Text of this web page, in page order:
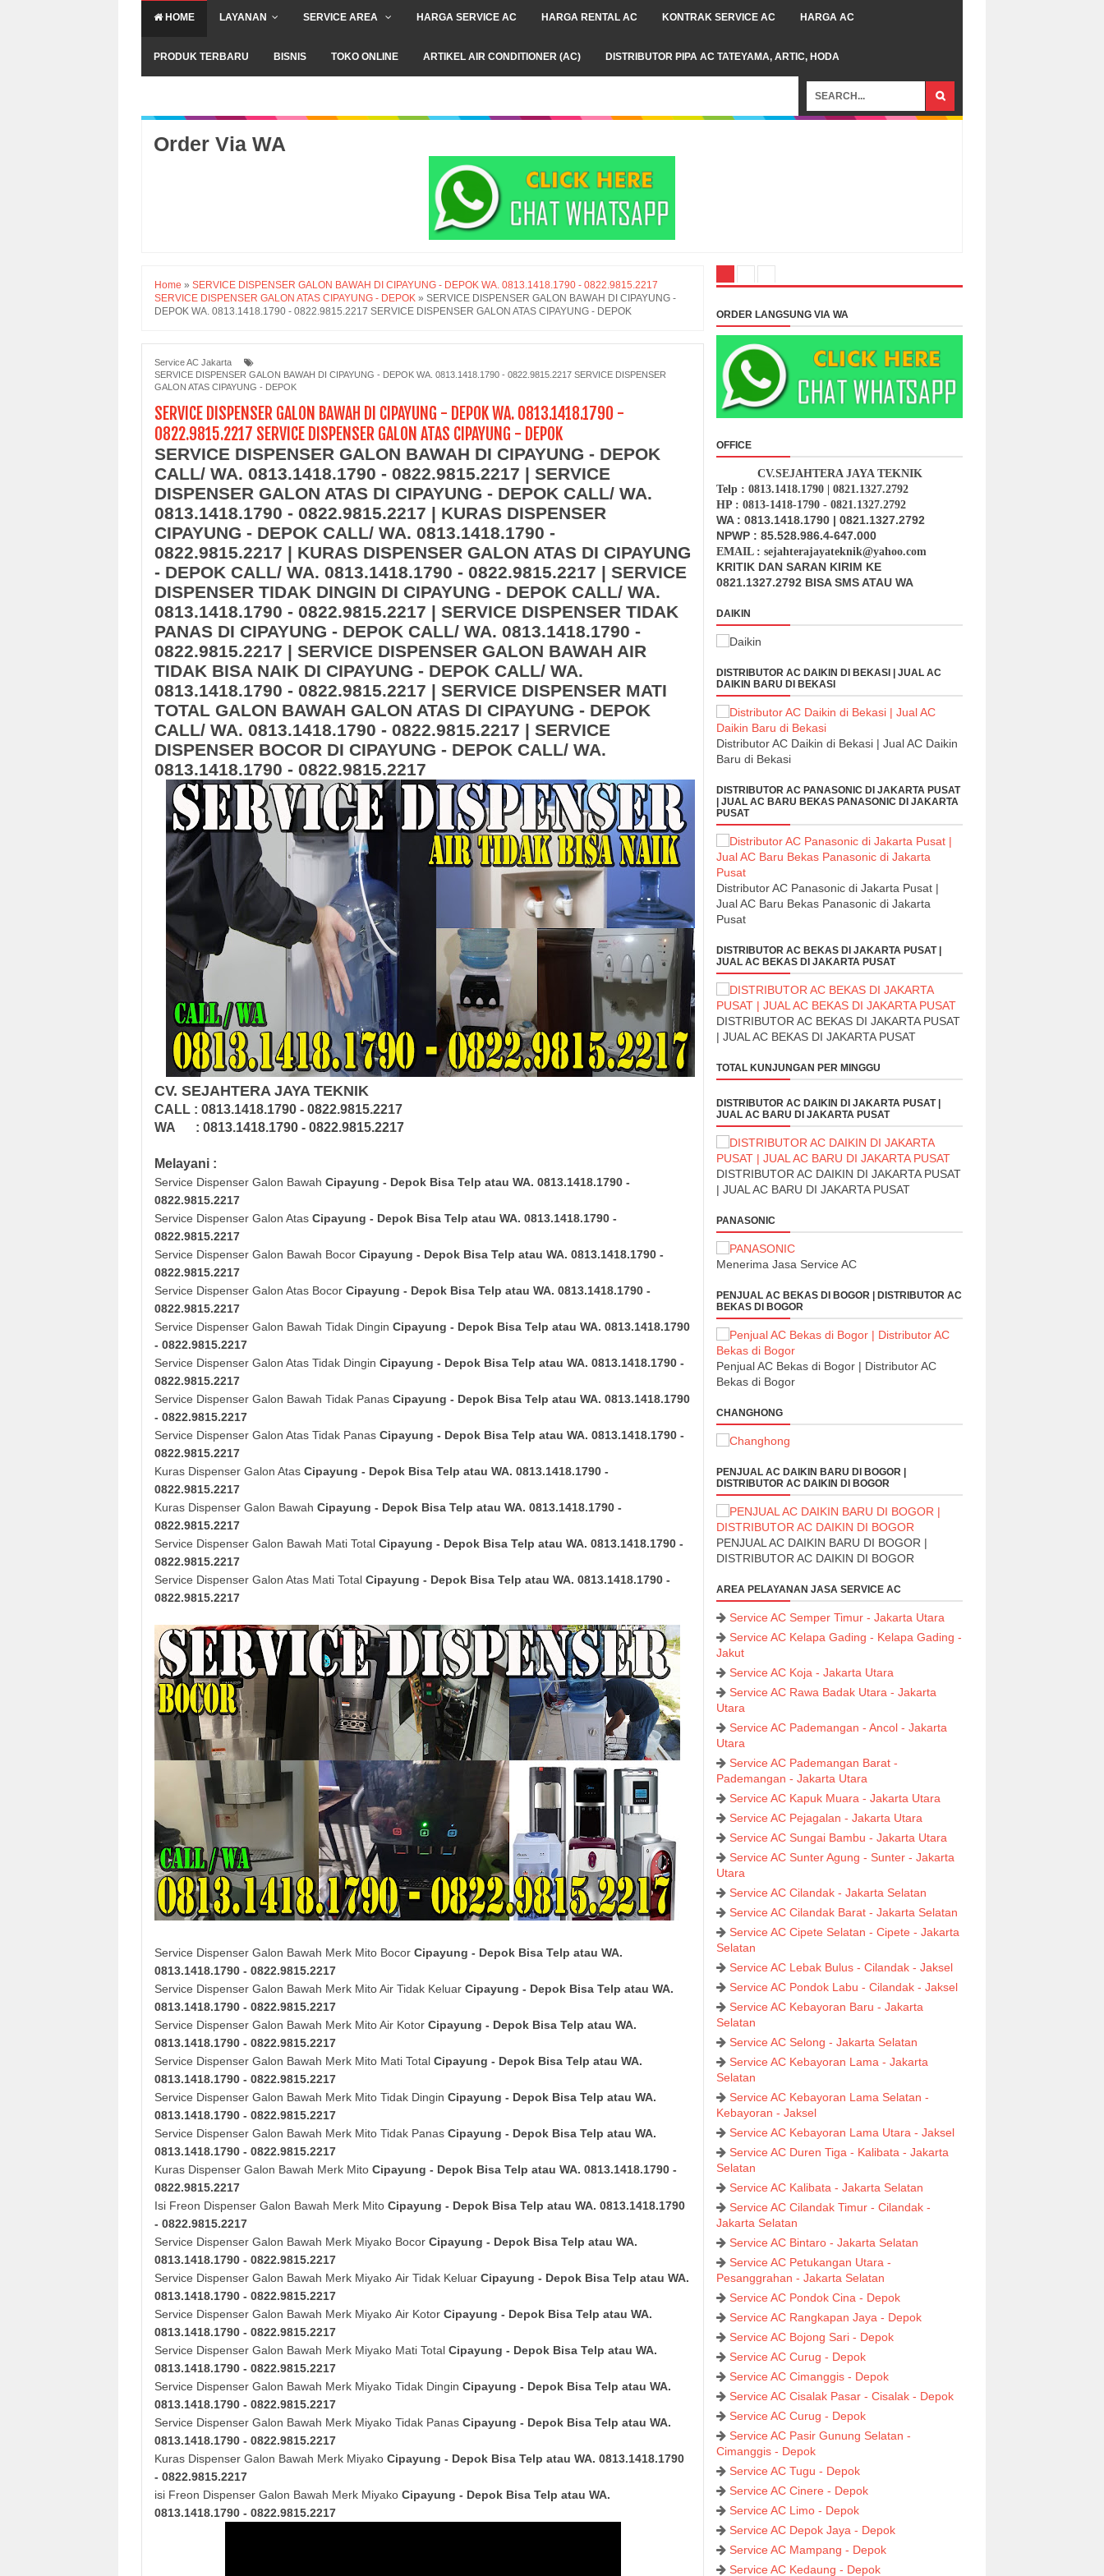
HOME LAYANAN SERVICE AREA HARGA SERVICE AC HARGA RENTAL AC KONTRAK SERVICE AC HARGA AC
PRODUK TERBARU BISNIS TOKO ONLINE ARTIKEL AIR CONDITIONER (AC) DISTRIBUTOR PIPA AC TATEYAMA, ARTIC, HODA
Order Via WA
Home » SERVICE DISPENSER GALON BAWAH DI CIPAYUNG - DEPOK WA. 0813.1418.1790 - 0822.9815.2217
SERVICE DISPENSER GALON ATAS CIPAYUNG - DEPOK » SERVICE DISPENSER GALON BAWAH DI CIPAYUNG -
DEPOK WA. 0813.1418.1790 - 0822.9815.2217 SERVICE DISPENSER GALON ATAS CIPAYUNG - DEPOK
Service AC Jakarta
SERVICE DISPENSER GALON BAWAH DI CIPAYUNG - DEPOK WA. 0813.1418.1790 - 0822.9815.2217 SERVICE DISPENSER
GALON ATAS CIPAYUNG - DEPOK
SERVICE DISPENSER GALON BAWAH DI CIPAYUNG - DEPOK WA. 0813.1418.1790 -
0822.9815.2217 SERVICE DISPENSER GALON ATAS CIPAYUNG - DEPOK
SERVICE DISPENSER GALON BAWAH DI CIPAYUNG - DEPOK
CALL/ WA. 0813.1418.1790 - 0822.9815.2217 | SERVICE
DISPENSER GALON ATAS DI CIPAYUNG - DEPOK CALL/ WA.
0813.1418.1790 - 0822.9815.2217 | KURAS DISPENSER
CIPAYUNG - DEPOK CALL/ WA. 0813.1418.1790 -
0822.9815.2217 | KURAS DISPENSER GALON ATAS DI CIPAYUNG
- DEPOK CALL/ WA. 0813.1418.1790 - 0822.9815.2217 | SERVICE
DISPENSER TIDAK DINGIN DI CIPAYUNG - DEPOK CALL/ WA.
0813.1418.1790 - 0822.9815.2217 | SERVICE DISPENSER TIDAK
PANAS DI CIPAYUNG - DEPOK CALL/ WA. 0813.1418.1790 -
0822.9815.2217 | SERVICE DISPENSER GALON BAWAH AIR
TIDAK BISA NAIK DI CIPAYUNG - DEPOK CALL/ WA.
0813.1418.1790 - 0822.9815.2217 | SERVICE DISPENSER MATI
TOTAL GALON BAWAH GALON ATAS DI CIPAYUNG - DEPOK
CALL/ WA. 0813.1418.1790 - 0822.9815.2217 | SERVICE
DISPENSER BOCOR DI CIPAYUNG - DEPOK CALL/ WA.
0813.1418.1790 - 0822.9815.2217
CV. SEJAHTERA JAYA TEKNIK
CALL : 0813.1418.1790 - 0822.9815.2217
WA : 0813.1418.1790 - 0822.9815.2217
Melayani :
Service Dispenser Galon Bawah Cipayung - Depok Bisa Telp atau WA. 0813.1418.1790 -
0822.9815.2217
Service Dispenser Galon Atas Cipayung - Depok Bisa Telp atau WA. 0813.1418.1790 -
0822.9815.2217
Service Dispenser Galon Bawah Bocor Cipayung - Depok Bisa Telp atau WA. 0813.1418.1790 -
0822.9815.2217
Service Dispenser Galon Atas Bocor Cipayung - Depok Bisa Telp atau WA. 0813.1418.1790 -
0822.9815.2217
Service Dispenser Galon Bawah Tidak Dingin Cipayung - Depok Bisa Telp atau WA. 0813.1418.1790
- 0822.9815.2217
Service Dispenser Galon Atas Tidak Dingin Cipayung - Depok Bisa Telp atau WA. 0813.1418.1790 -
0822.9815.2217
Service Dispenser Galon Bawah Tidak Panas Cipayung - Depok Bisa Telp atau WA. 0813.1418.1790
- 0822.9815.2217
Service Dispenser Galon Atas Tidak Panas Cipayung - Depok Bisa Telp atau WA. 0813.1418.1790 -
0822.9815.2217
Kuras Dispenser Galon Atas Cipayung - Depok Bisa Telp atau WA. 0813.1418.1790 -
0822.9815.2217
Kuras Dispenser Galon Bawah Cipayung - Depok Bisa Telp atau WA. 0813.1418.1790 -
0822.9815.2217
Service Dispenser Galon Bawah Mati Total Cipayung - Depok Bisa Telp atau WA. 0813.1418.1790 -
0822.9815.2217
Service Dispenser Galon Atas Mati Total Cipayung - Depok Bisa Telp atau WA. 0813.1418.1790 -
0822.9815.2217
Service Dispenser Galon Bawah Merk Mito Bocor Cipayung - Depok Bisa Telp atau WA.
0813.1418.1790 - 0822.9815.2217
Service Dispenser Galon Bawah Merk Mito Air Tidak Keluar Cipayung - Depok Bisa Telp atau WA.
0813.1418.1790 - 0822.9815.2217
Service Dispenser Galon Bawah Merk Mito Air Kotor Cipayung - Depok Bisa Telp atau WA.
0813.1418.1790 - 0822.9815.2217
Service Dispenser Galon Bawah Merk Mito Mati Total Cipayung - Depok Bisa Telp atau WA.
0813.1418.1790 - 0822.9815.2217
Service Dispenser Galon Bawah Merk Mito Tidak Dingin Cipayung - Depok Bisa Telp atau WA.
0813.1418.1790 - 0822.9815.2217
Service Dispenser Galon Bawah Merk Mito Tidak Panas Cipayung - Depok Bisa Telp atau WA.
0813.1418.1790 - 0822.9815.2217
Kuras Dispenser Galon Bawah Merk Mito Cipayung - Depok Bisa Telp atau WA. 0813.1418.1790 -
0822.9815.2217
Isi Freon Dispenser Galon Bawah Merk Mito Cipayung - Depok Bisa Telp atau WA. 0813.1418.1790
- 0822.9815.2217
Service Dispenser Galon Bawah Merk Miyako Bocor Cipayung - Depok Bisa Telp atau WA.
0813.1418.1790 - 0822.9815.2217
Service Dispenser Galon Bawah Merk Miyako Air Tidak Keluar Cipayung - Depok Bisa Telp atau WA.
0813.1418.1790 - 0822.9815.2217
Service Dispenser Galon Bawah Merk Miyako Air Kotor Cipayung - Depok Bisa Telp atau WA.
0813.1418.1790 - 0822.9815.2217
Service Dispenser Galon Bawah Merk Miyako Mati Total Cipayung - Depok Bisa Telp atau WA.
0813.1418.1790 - 0822.9815.2217
Service Dispenser Galon Bawah Merk Miyako Tidak Dingin Cipayung - Depok Bisa Telp atau WA.
0813.1418.1790 - 0822.9815.2217
Service Dispenser Galon Bawah Merk Miyako Tidak Panas Cipayung - Depok Bisa Telp atau WA.
0813.1418.1790 - 0822.9815.2217
Kuras Dispenser Galon Bawah Merk Miyako Cipayung - Depok Bisa Telp atau WA. 0813.1418.1790
- 0822.9815.2217
isi Freon Dispenser Galon Bawah Merk Miyako Cipayung - Depok Bisa Telp atau WA.
0813.1418.1790 - 0822.9815.2217
ORDER LANGSUNG VIA WA
OFFICE
CV.SEJAHTERA JAYA TEKNIK
Telp : 0813.1418.1790 | 0821.1327.2792
HP : 0813-1418-1790 - 0821.1327.2792
WA : 0813.1418.1790 | 0821.1327.2792
NPWP : 85.528.986.4-647.000
EMAIL : sejahterajayateknik@yahoo.com
KRITIK DAN SARAN KIRIM KE
0821.1327.2792 BISA SMS ATAU WA
DAIKIN
DISTRIBUTOR AC DAIKIN DI BEKASI | JUAL AC
DAIKIN BARU DI BEKASI
Distributor AC Daikin di Bekasi | Jual AC Daikin
Baru di Bekasi
DISTRIBUTOR AC PANASONIC DI JAKARTA PUSAT
| JUAL AC BARU BEKAS PANASONIC DI JAKARTA
PUSAT
Distributor AC Panasonic di Jakarta Pusat |
Jual AC Baru Bekas Panasonic di Jakarta
Pusat
DISTRIBUTOR AC BEKAS DI JAKARTA PUSAT |
JUAL AC BEKAS DI JAKARTA PUSAT
DISTRIBUTOR AC BEKAS DI JAKARTA PUSAT
| JUAL AC BEKAS DI JAKARTA PUSAT
TOTAL KUNJUNGAN PER MINGGU
DISTRIBUTOR AC DAIKIN DI JAKARTA PUSAT |
JUAL AC BARU DI JAKARTA PUSAT
DISTRIBUTOR AC DAIKIN DI JAKARTA PUSAT
| JUAL AC BARU DI JAKARTA PUSAT
PANASONIC
Menerima Jasa Service AC
PENJUAL AC BEKAS DI BOGOR | DISTRIBUTOR AC
BEKAS DI BOGOR
Penjual AC Bekas di Bogor | Distributor AC
Bekas di Bogor
CHANGHONG
PENJUAL AC DAIKIN BARU DI BOGOR |
DISTRIBUTOR AC DAIKIN DI BOGOR
PENJUAL AC DAIKIN BARU DI BOGOR |
DISTRIBUTOR AC DAIKIN DI BOGOR
AREA PELAYANAN JASA SERVICE AC
Service AC Semper Timur - Jakarta Utara
Service AC Kelapa Gading - Kelapa Gading -
Jakut
Service AC Koja - Jakarta Utara
Service AC Rawa Badak Utara - Jakarta
Utara
Service AC Pademangan - Ancol - Jakarta
Utara
Service AC Pademangan Barat -
Pademangan - Jakarta Utara
Service AC Kapuk Muara - Jakarta Utara
Service AC Pejagalan - Jakarta Utara
Service AC Sungai Bambu - Jakarta Utara
Service AC Sunter Agung - Sunter - Jakarta
Utara
Service AC Cilandak - Jakarta Selatan
Service AC Cilandak Barat - Jakarta Selatan
Service AC Cipete Selatan - Cipete - Jakarta
Selatan
Service AC Lebak Bulus - Cilandak - Jaksel
Service AC Pondok Labu - Cilandak - Jaksel
Service AC Kebayoran Baru - Jakarta
Selatan
Service AC Selong - Jakarta Selatan
Service AC Kebayoran Lama - Jakarta
Selatan
Service AC Kebayoran Lama Selatan -
Kebayoran - Jaksel
Service AC Kebayoran Lama Utara - Jaksel
Service AC Duren Tiga - Kalibata - Jakarta
Selatan
Service AC Kalibata - Jakarta Selatan
Service AC Cilandak Timur - Cilandak -
Jakarta Selatan
Service AC Bintaro - Jakarta Selatan
Service AC Petukangan Utara -
Pesanggrahan - Jakarta Selatan
Service AC Pondok Cina - Depok
Service AC Rangkapan Jaya - Depok
Service AC Bojong Sari - Depok
Service AC Curug - Depok
Service AC Cimanggis - Depok
Service AC Cisalak Pasar - Cisalak - Depok
Service AC Curug - Depok
Service AC Pasir Gunung Selatan -
Cimanggis - Depok
Service AC Tugu - Depok
Service AC Cinere - Depok
Service AC Limo - Depok
Service AC Depok Jaya - Depok
Service AC Mampang - Depok
Service AC Kedaung - Depok